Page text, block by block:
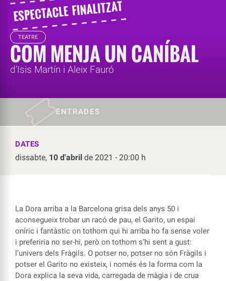
TEATRE
COM MENJA UN CANÍBAL
d’Isis Martín i Aleix Fauró
ENTRADES
DATES
dissabte, 10 d'abril de 2021 - 20:00 h
La Dora arriba a la Barcelona grisa dels anys 50 i
aconsegueix trobar un racó de pau, el Garito, un espai
oníric i fantàstic on tothom qui hi arriba ho fa sense voler
i preferiria no ser-hi, però on tothom s’hi sent a gust:
l’univers dels Fràgils. O potser no, potser no són Fràgils i
potser el Garito no existeix, i només és la forma com la
Dora explica la seva vida, carregada de màgia i de crua